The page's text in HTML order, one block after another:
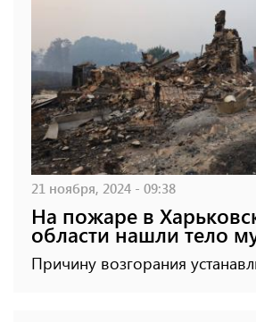
21 ноября, 2024 - 09:38
На пожаре в
области нашли тело
Причину возгорания